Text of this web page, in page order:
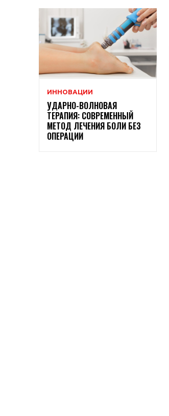
ИННОВАЦИИ
УДАРНО-ВОЛНОВАЯ
ТЕРАПИЯ: СОВРЕМЕННЫЙ
МЕТОД ЛЕЧЕНИЯ БОЛИ БЕЗ
ОПЕРАЦИИ